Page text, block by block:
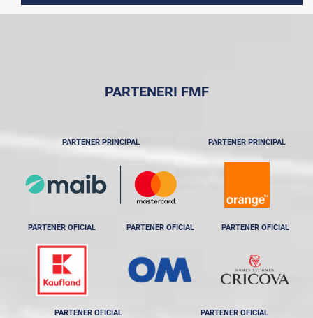
PARTENERI FMF
PARTENER PRINCIPAL PARTENER PRINCIPAL
PARTENER OFICIAL PARTENER OFICIAL PARTENER OFICIAL
PARTENER OFICIAL PARTENER OFICIAL